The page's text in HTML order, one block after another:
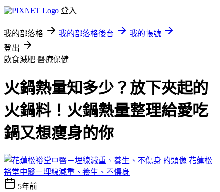
登入
我的部落格 我的部落格後台
我的帳號
登出
飲食減肥 醫療保健
火鍋熱量知多少？放下夾起的
火鍋料！火鍋熱量整理給愛吃
鍋又想瘦身的你
花蓮松
裕堂中醫－埋線減重、養生、不傷身
5年前